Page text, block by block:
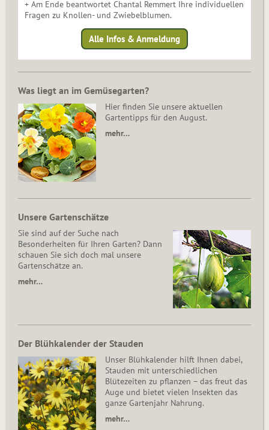
+ Am Ende beantwortet Chantal Remmert Ihre individuellen
Fragen zu Knollen- und Zwiebelblumen.
Alle Infos & Anmeldung
Was liegt an im Gemüsegarten?
Hier finden Sie unsere aktuellen
Gartentipps für den August.
mehr…
Unsere Gartenschätze
Sie sind auf der Suche nach
Besonderheiten für Ihren Garten? Dann
schauen Sie sich doch mal unsere
Gartenschätze an.
mehr…
Der Blühkalender der Stauden
Unser Blühkalender hilft Ihnen dabei,
Stauden mit unterschiedlichen
Blütezeiten zu pflanzen – das freut das
Auge und bietet vielen Insekten das
ganze Gartenjahr Nahrung.
mehr…